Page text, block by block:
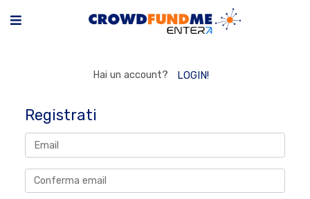
Hai un account? LOGIN!
Registrati